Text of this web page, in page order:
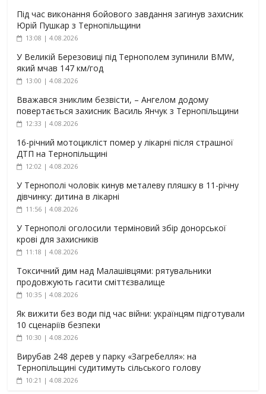
Під час виконання бойового завдання загинув захисник
Юрій Пушкар з Тернопільщини
13:08 | 4.08.2026
У Великій Березовиці під Тернополем зупинили BMW,
який мчав 147 км/год
13:00 | 4.08.2026
Вважався зниклим безвісти, – Ангелом додому
повертається захисник Василь Янчук з Тернопільщини
12:33 | 4.08.2026
16-річний мотоцикліст помер у лікарні після страшної
ДТП на Тернопільщині
12:02 | 4.08.2026
У Тернополі чоловік кинув металеву пляшку в 11-річну
дівчинку: дитина в лікарні
11:56 | 4.08.2026
У Тернополі оголосили терміновий збір донорської
крові для захисників
11:18 | 4.08.2026
Токсичний дим над Малашівцями: рятувальники
продовжують гасити сміттєзвалище
10:35 | 4.08.2026
Як вижити без води під час війни: українцям підготували
10 сценаріїв безпеки
10:30 | 4.08.2026
Вирубав 248 дерев у парку «Загребелля»: на
Тернопільщині судитимуть сільського голову
10:21 | 4.08.2026